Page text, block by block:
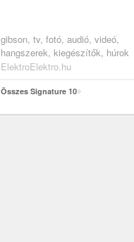
gibson, tv, fotó, audió, videó,
hangszerek, kiegészítők, húrok
ElektroElektro.hu
Összes Signature 10